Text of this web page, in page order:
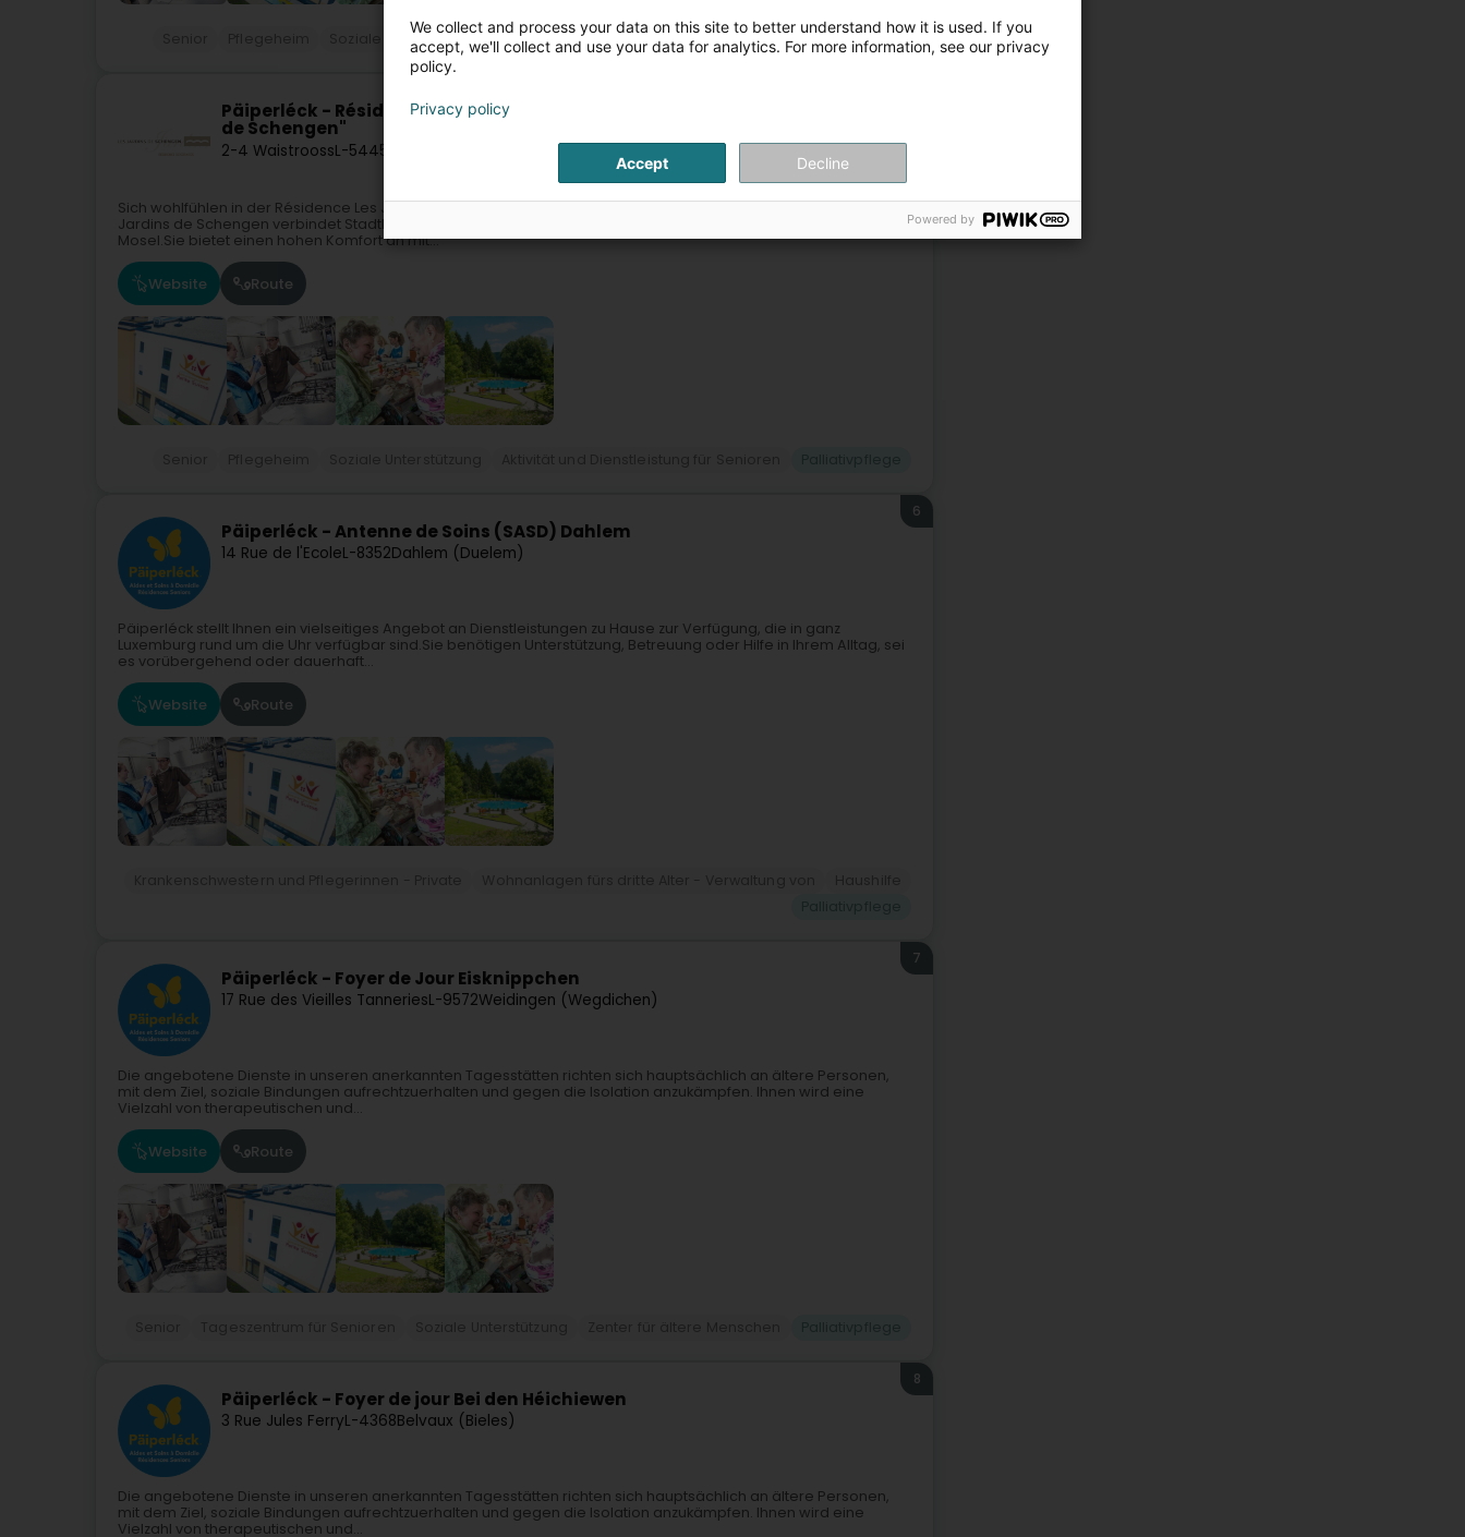
Soziale Unterstützung Aktivität und Dienstleistung für Senioren Palliativpflege
Päiperléck - Résidence Les Jardins de Schengen "Les Jardins
de Schengen"
2-4 WaistroossL-5445
Sich wohlfühlen in der Résidence Les Jardins de Schengen • SchengenBetreutes WohnenDie Résidence Les
Jardins de Schengen verbindet Stadtleben und Natur mit ihrem atemberaubenden Blick auf die luxemburgische
Mosel.Sie bietet einen hohen Komfort an mit...
Website Route
Päiperléck - Antenne de Soins (SASD) Dahlem
14 Rue de l'EcoleL-8352Dahlem (Duelem)
6
Päiperléck stellt Ihnen ein vielseitiges Angebot an Dienstleistungen zu Hause zur Verfügung, die in ganz
Luxemburg rund um die Uhr verfügbar sind.Sie benötigen Unterstützung, Betreuung oder Hilfe in Ihrem Alltag, sei
es vorübergehend oder dauerhaft...
Website Route
Päiperléck - Foyer de Jour Eisknippchen
17 Rue des Vieilles TanneriesL-9572Weidingen (Wegdichen)
7
Die angebotene Dienste in unseren anerkannten Tagesstätten richten sich hauptsächlich an ältere Personen,
mit dem Ziel, soziale Bindungen aufrechtzuerhalten und gegen die Isolation anzukämpfen. Ihnen wird eine
Vielzahl von therapeutischen und...
Website Route
Päiperléck - Foyer de jour Bei den Héichiewen
3 Rue Jules FerryL-4368Belvaux (Bieles)
8
Die angebotene Dienste in unseren anerkannten Tagesstätten richten sich hauptsächlich an ältere Personen,
mit dem Ziel, soziale Bindungen aufrechtzuerhalten und gegen die Isolation anzukämpfen. Ihnen wird eine
Vielzahl von therapeutischen und...
We collect and process your data on this site to better understand how it is used. If you
accept, we'll collect and use your data for analytics. For more information, see our privacy
policy.
Privacy policy
Accept Decline
Powered by